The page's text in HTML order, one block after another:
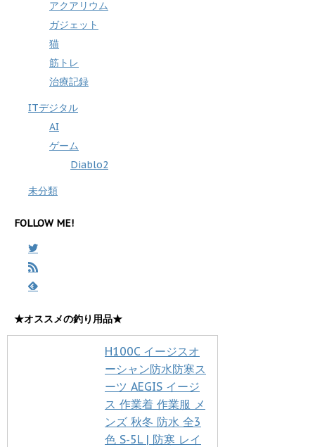
アクアリウム
ガジェット
猫
筋トレ
治療記録
ITデジタル
AI
ゲーム
Diablo2
未分類
FOLLOW ME!
★オススメの釣り用品★
H100C イージスオ
ーシャン防水防寒ス
ーツ AEGIS イージ
ス 作業着 作業服 メ
ンズ 秋冬 防水 全3
色 S-5L | 防寒 レイ